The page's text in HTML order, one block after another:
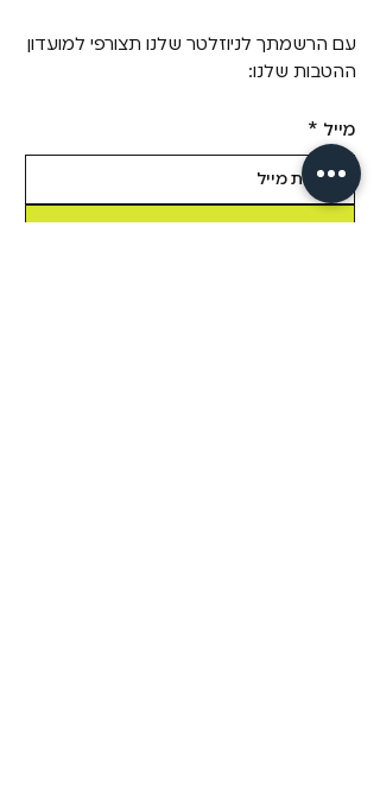
עם הרשמתך לניוזלטר שלנו תצורפי למועדון
ההטבות שלנו:
מייל *